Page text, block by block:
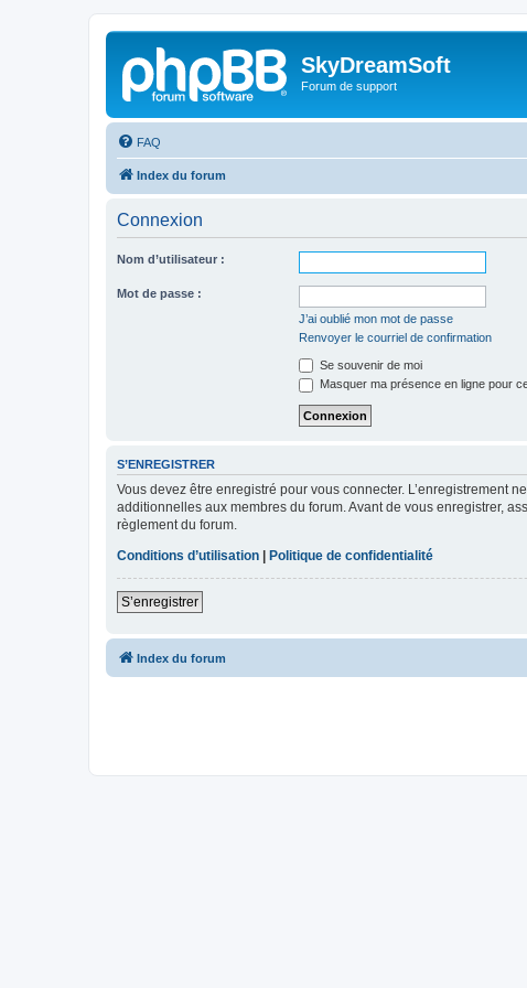
SkyDreamSoft
Forum de support
FAQ
Index du forum
Connexion
Nom d’utilisateur :
Mot de passe :
J’ai oublié mon mot de passe
Renvoyer le courriel de confirmation
Se souvenir de moi
Masquer ma présence en ligne pour
S’ENREGISTRER
Vous devez être enregistré pour vous connecter. L’enregistrement
additionnelles aux membres du forum. Avant de vous enregistrer,
règlement du forum.
Conditions d’utilisation
Politique de confidentialité
S’enregistrer
Index du forum